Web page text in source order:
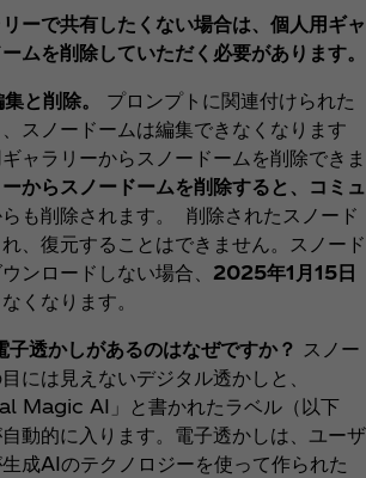
ーで共有したくない場合は、個人用ギャ
ムを削除していただく必要があります。
と削除。 プロンプトに関連付けられた
スノードームは編集できなくなります
ャラリーからスノードームを削除できま
からスノードームを削除すると、コミュ
も削除されます。 削除されたスノード
、復元することはできません。スノード
ンロードしない場合、 2025年1月15日
くなります。
透かしがあるのはなぜですか？ スノー
には見えないデジタル透かしと、
Magic AI」と書かれたラベル（以下
自動的に入ります。電子透かしは、ユーザ
成AIのテクノロジーを使って作られた